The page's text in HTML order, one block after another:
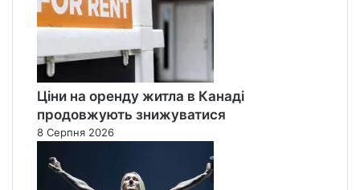
Ціни на оренду житла в Канаді
продовжують знижуватися
8 Серпня 2026